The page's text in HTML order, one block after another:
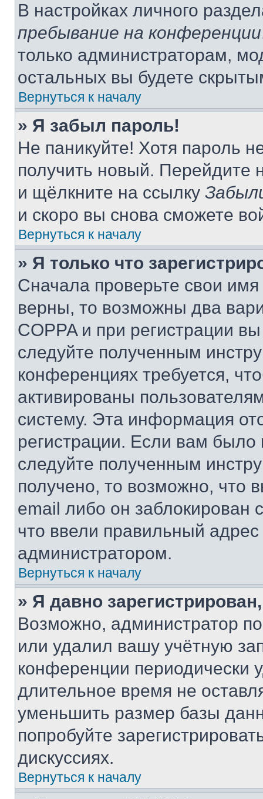
В настройках личного
пребывание на конференции
только администраторам,
остальных вы будете
Вернуться к началу
» Я забыл пароль!
Не паникуйте! Хотя пароль
получить новый. Перейдите
и щёлкните на ссылку
и скоро вы снова сможете
Вернуться к началу
» Я только что
Сначала проверьте свои
верны, то возможны два
COPPA и при регистрации
следуйте полученным
конференциях требуется,
активированы
систему. Эта информация
регистрации. Если вам
следуйте полученным
получено, то возможно, что
email либо он
что ввели правильный адрес
администратором.
Вернуться к началу
» Я давно
Возможно, администратор
или удалил вашу учётную
конференции периодически
длительное время не
уменьшить размер базы
попробуйте
дискуссиях.
Вернуться к началу